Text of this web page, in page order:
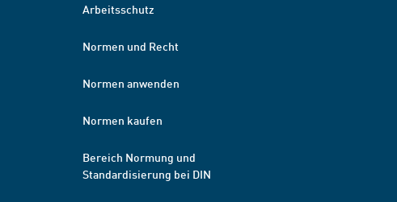
Arbeitsschutz
Normen und Recht
Normen anwenden
Normen kaufen
Bereich Normung und
Standardisierung bei DIN